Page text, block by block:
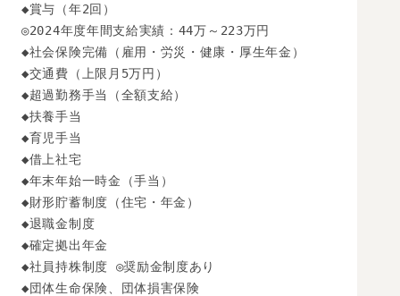
◆賞与（年2回）
◎2024年度年間支給実績：44万～223万円
◆社会保険完備（雇用・労災・健康・厚生年金）
◆交通費（上限月5万円）
◆超過勤務手当（全額支給）
◆扶養手当
◆育児手当
◆借上社宅
◆年末年始一時金（手当）
◆財形貯蓄制度（住宅・年金）
◆退職金制度
◆確定拠出年金
◆社員持株制度 ◎奨励金制度あり
◆団体生命保険、団体損害保険